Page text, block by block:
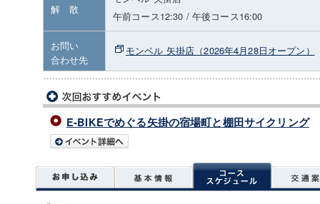
解 散
午前コース12:30 / 午後コース16:00
お問い
合わせ先
モンベル 矢掛店（2026年4月28日オープン）
E-BIKEでめぐる矢掛の宿場町と棚田サイクリング